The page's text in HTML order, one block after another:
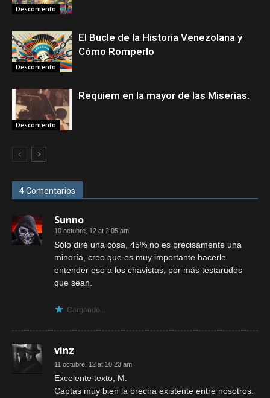
Descontento
Descontento
El Bucle de la Historia Venezolana y
Cómo Romperlo
Descontento
Requiem en la mayor de las Miserias.
4 Comentarios
Sunno
10 octubre, 12 at 2:05 am
Sólo diré una cosa, 45% no es precisamente una
minoría, creo que es muy importante hacerle
entender eso a los chavistas, por más testarudos
que sean.
Cargando...
vinz
11 octubre, 12 at 10:23 am
Excelente texto, M.
Captas muy bien la brecha existente entre nosotros.